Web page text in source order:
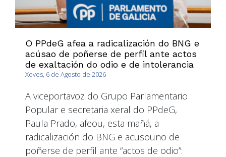
O PPdeG afea a radicalización do BNG e
acúsao de poñerse de perfil ante actos
de exaltación do odio e de intolerancia
Xoves, 6 de Agosto de 2026
A viceportavoz do Grupo Parlamentario
Popular e secretaria xeral do PPdeG,
Paula Prado, afeou, esta mañá, a
radicalización do BNG e acusouno de
poñerse de perfil ante “actos de odio”: